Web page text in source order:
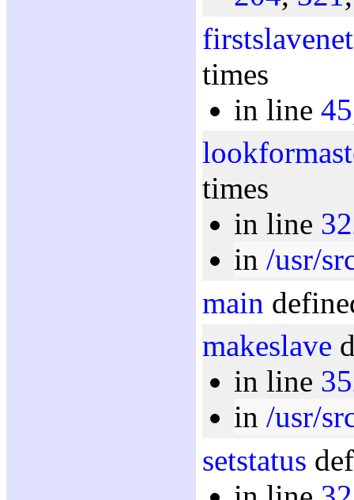
firstslavenet
times
in line 45
times
in line
in /usr/
main
makeslave
in line
in /usr/
setstatus